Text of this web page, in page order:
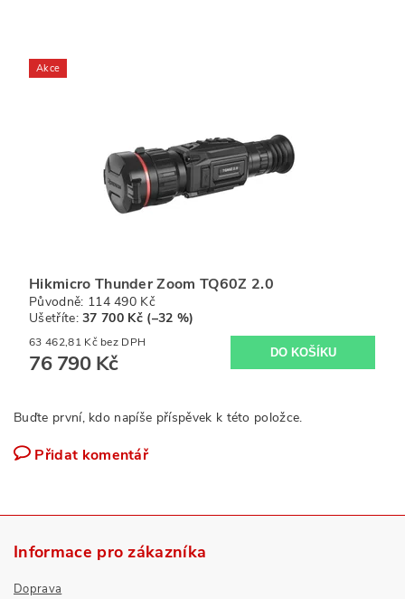
Akce
Hikmicro Thunder Zoom TQ60Z 2.0
Původně: 114 490 Kč
Ušetříte:37 700 Kč (–32 %)
63 462,81 Kč bez DPH
76 790 Kč
Buďte první, kdo napíše příspěvek k této položce.
Přidat komentář
Informace pro zákazníka
Doprava